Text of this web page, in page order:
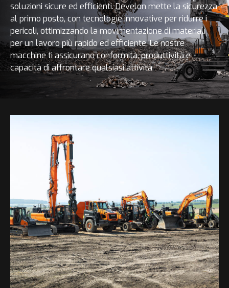
soluzioni sicure ed efficienti. Develon mette la sicurezza
al primo posto, con tecnologie innovative per ridurre i
pericoli, ottimizzando la movimentazione di materiali
per un lavoro più rapido ed efficiente. Le nostre
macchine ti assicurano conformità, produttività e
capacità di affrontare qualsiasi attività.